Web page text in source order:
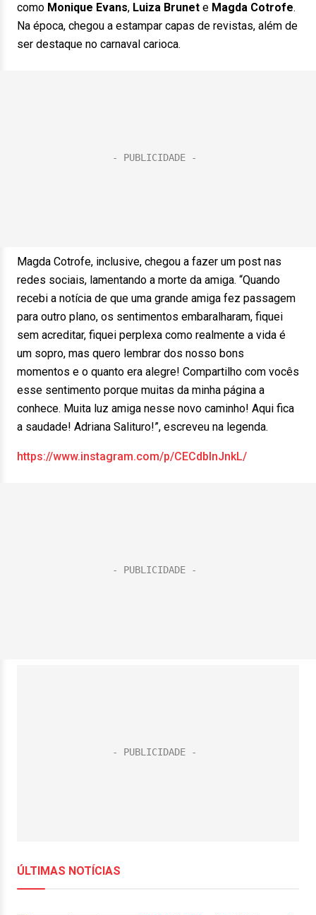
como Monique Evans, Luiza Brunet e Magda Cotrofe.
Na época, chegou a estampar capas de revistas, além de
ser destaque no carnaval carioca.
Magda Cotrofe, inclusive, chegou a fazer um post nas
redes sociais, lamentando a morte da amiga. “Quando
recebi a notícia de que uma grande amiga fez passagem
para outro plano, os sentimentos embaralharam, fiquei
sem acreditar, fiquei perplexa como realmente a vida é
um sopro, mas quero lembrar dos nosso bons
momentos e o quanto era alegre! Compartilho com vocês
esse sentimento porque muitas da minha página a
conhece. Muita luz amiga nesse novo caminho! Aqui fica
a saudade! Adriana Salituro!”, escreveu na legenda.
https://www.instagram.com/p/CECdblnJnkL/